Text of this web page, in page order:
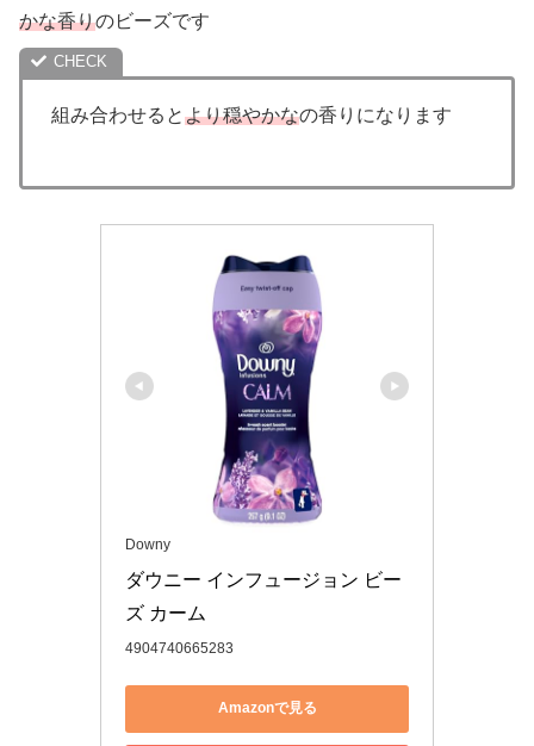
かな香りのビーズです
組み合わせるとより穏やかなの香りになります
Downy
ダウニー インフュージョン ビー
ズ カーム
4904740665283
Amazonで見る